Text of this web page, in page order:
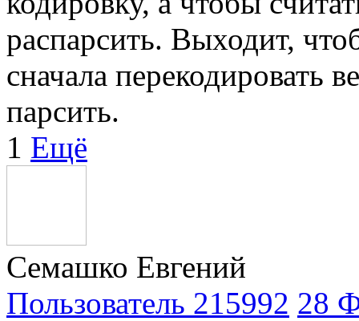
распарсить. Выходит,
сначала перекодировать
парсить.
1 Ещё
Семашко Евгений
Пользователь 215992 28